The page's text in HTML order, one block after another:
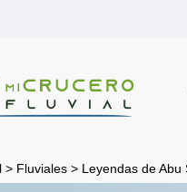
> Fluviales> Leyendas de Abu